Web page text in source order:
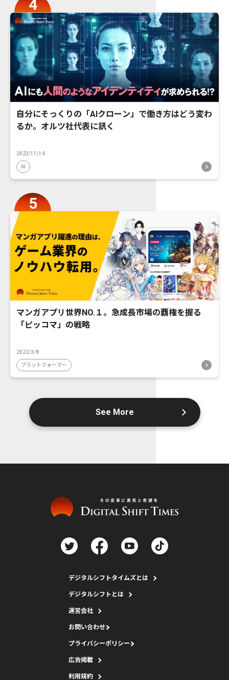
自分にそっくりの「AIクローン」で働き方はどう変わ
るか。オルツ社代表に訊く
2023/11/14
AI
マンガアプリ世界NO.１。急成長市場の覇権を握る
「ピッコマ」の戦略
2022/3/8
プラットフォーマー
See More
デジタルシフトタイムズとは
デジタルシフトとは
運営会社
お問い合わせ
プライバシーポリシー
広告掲載
利用規約